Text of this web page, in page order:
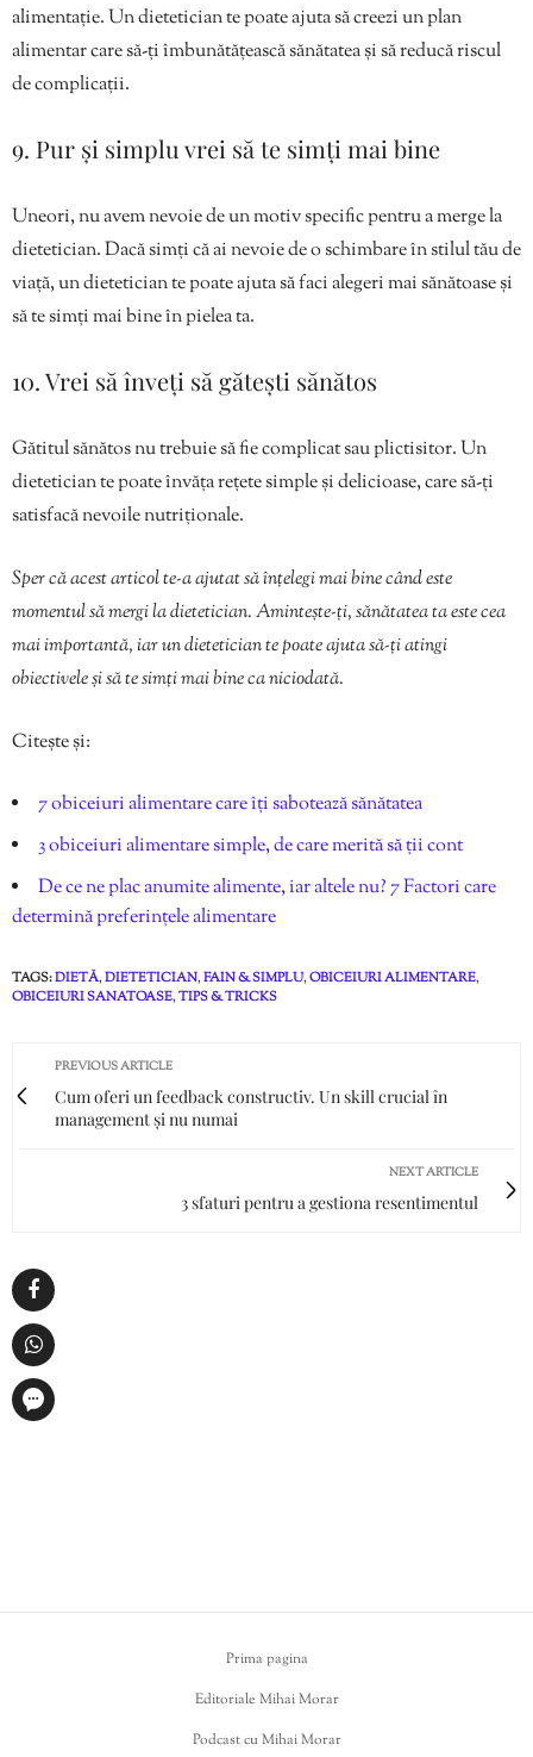
alimentație. Un dietetician te poate ajuta să creezi un plan
alimentar care să-ți îmbunătățească sănătatea și să reducă riscul
de complicații.
9. Pur și simplu vrei să te simți mai bine
Uneori, nu avem nevoie de un motiv specific pentru a merge la
dietetician. Dacă simți că ai nevoie de o schimbare în stilul tău de
viață, un dietetician te poate ajuta să faci alegeri mai sănătoase și
să te simți mai bine în pielea ta.
10. Vrei să înveți să gătești sănătos
Gătitul sănătos nu trebuie să fie complicat sau plictisitor. Un
dietetician te poate învăța rețete simple și delicioase, care să-ți
satisfacă nevoile nutriționale.
Sper că acest articol te-a ajutat să înțelegi mai bine când este
momentul să mergi la dietetician. Amintește-ți, sănătatea ta este cea
mai importantă, iar un dietetician te poate ajuta să-ți atingi
obiectivele și să te simți mai bine ca niciodată.
Citește și:
7 obiceiuri alimentare care îți sabotează sănătatea
3 obiceiuri alimentare simple, de care merită să ții cont
De ce ne plac anumite alimente, iar altele nu? 7 Factori care
determină preferințele alimentare
TAGS:DIETĂ,DIETETICIAN,FAIN & SIMPLU,OBICEIURI ALIMENTARE,
OBICEIURI SANATOASE,TIPS & TRICKS
PREVIOUS ARTICLE
Cum oferi un feedback constructiv. Un skill crucial în
management și nu numai
NEXT ARTICLE
3 sfaturi pentru a gestiona resentimentul
Prima pagina
Editoriale Mihai Morar
Podcast cu Mihai Morar